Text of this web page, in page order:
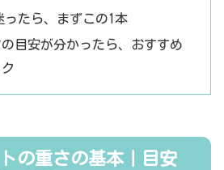
ったら、まずこの1本
の目安が分かったら、おすすめ
の重さの基本｜目安